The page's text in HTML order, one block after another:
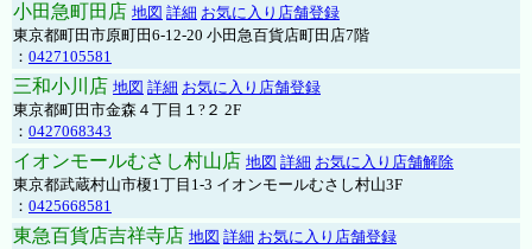
小田急町田店 地図 詳細 お気に入り店舗登録
東京都町田市原町田6-12-20 小田急百貨店町田店7階
： 0427105581
三和小川店 地図 詳細 お気に入り店舗登録
東京都町田市金森４丁目１?２ 2F
： 0427068343
イオンモールむさし村山店 地図 詳細 お気に入り店舗解除
東京都武蔵村山市榎1丁目1-3 イオンモールむさし村山3F
： 0425668581
東急百貨店吉祥寺店 地図 詳細 お気に入り店舗登録